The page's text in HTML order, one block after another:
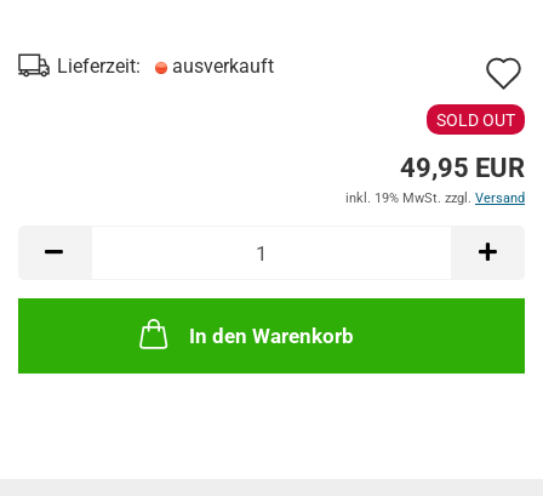
Lieferzeit: ausverkauft
SOLD OUT
49,95 EUR
inkl. 19% MwSt. zzgl. Versand
In den Warenkorb